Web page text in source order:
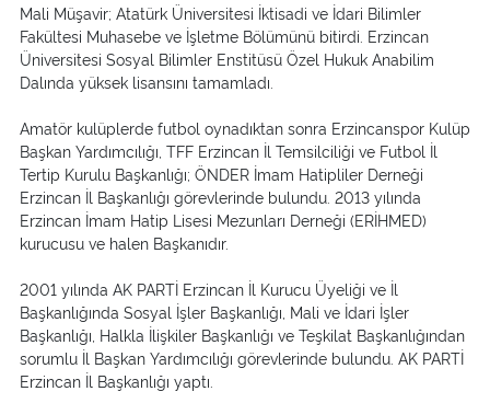
Mali Müşavir; Atatürk Üniversitesi İktisadi ve İdari Bilimler
Fakültesi Muhasebe ve İşletme Bölümünü bitirdi. Erzincan
Üniversitesi Sosyal Bilimler Enstitüsü Özel Hukuk Anabilim
Dalında yüksek lisansını tamamladı.
Amatör kulüplerde futbol oynadıktan sonra Erzincanspor Kulüp
Başkan Yardımcılığı, TFF Erzincan İl Temsilciliği ve Futbol İl
Tertip Kurulu Başkanlığı; ÖNDER İmam Hatipliler Derneği
Erzincan İl Başkanlığı görevlerinde bulundu. 2013 yılında
Erzincan İmam Hatip Lisesi Mezunları Derneği (ERİHMED)
kurucusu ve halen Başkanıdır.
2001 yılında AK PARTİ Erzincan İl Kurucu Üyeliği ve İl
Başkanlığında Sosyal İşler Başkanlığı, Mali ve İdari İşler
Başkanlığı, Halkla İlişkiler Başkanlığı ve Teşkilat Başkanlığından
sorumlu İl Başkan Yardımcılığı görevlerinde bulundu. AK PARTİ
Erzincan İl Başkanlığı yaptı.